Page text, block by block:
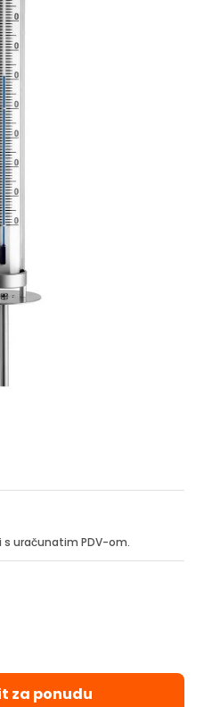
s uračunatim PDV-om.
za ponudu